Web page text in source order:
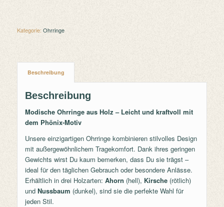
Kategorie: Ohrringe
Beschreibung
Beschreibung
Modische Ohrringe aus Holz – Leicht und kraftvoll mit
dem Phönix-Motiv
Unsere einzigartigen Ohrringe kombinieren stilvolles Design
mit außergewöhnlichem Tragekomfort. Dank ihres geringen
Gewichts wirst Du kaum bemerken, dass Du sie trägst –
ideal für den täglichen Gebrauch oder besondere Anlässe.
Erhältlich in drei Holzarten: Ahorn (hell), Kirsche(rötlich)
und Nussbaum (dunkel), sind sie die perfekte Wahl für
jeden Stil.